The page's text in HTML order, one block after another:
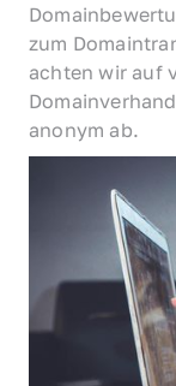
zum
achten wir auf
anonym ab.